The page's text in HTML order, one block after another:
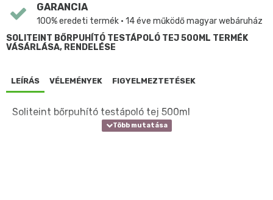
GARANCIA
100% eredeti termék • 14 éve működő magyar webáruház
SOLITEINT BŐRPUHÍTÓ TESTÁPOLÓ TEJ 500ML TERMÉK
VÁSÁRLÁSA, RENDELÉSE
LEÍRÁS VÉLEMÉNYEK FIGYELMEZTETÉSEK
Soliteint bőrpuhító testápoló tej 500ml